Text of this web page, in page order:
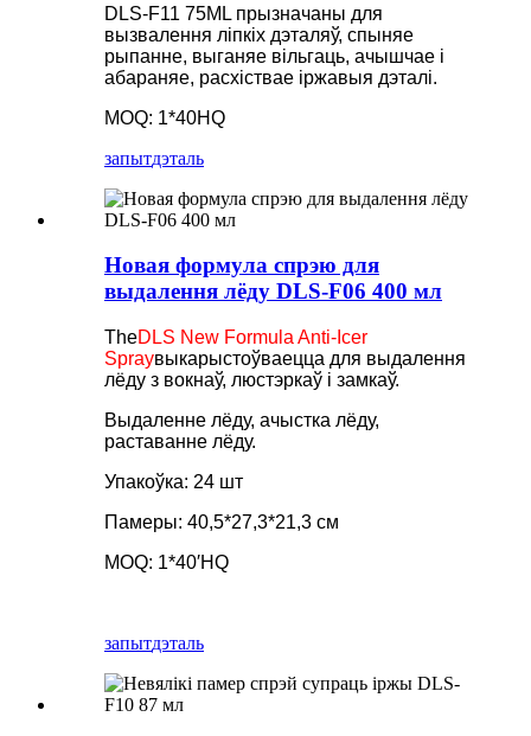
DLS-F11 75ML прызначаны для
вызвалення ліпкіх дэталяў, спыняе
рыпанне, выганяе вільгаць, ачышчае і
абараняе, расхіствае іржавыя дэталі.
MOQ: 1*40HQ
запытдэталь
Новая формула спрэю для
выдалення лёду DLS-F06 400 мл
TheDLS New Formula Anti-Icer
Sprayвыкарыстоўваецца для выдалення
лёду з вокнаў, люстэркаў і замкаў.
Выдаленне лёду, ачыстка лёду,
раставанне лёду.
Упакоўка: 24 шт
Памеры: 40,5*27,3*21,3 см
MOQ: 1*40′HQ
запытдэталь